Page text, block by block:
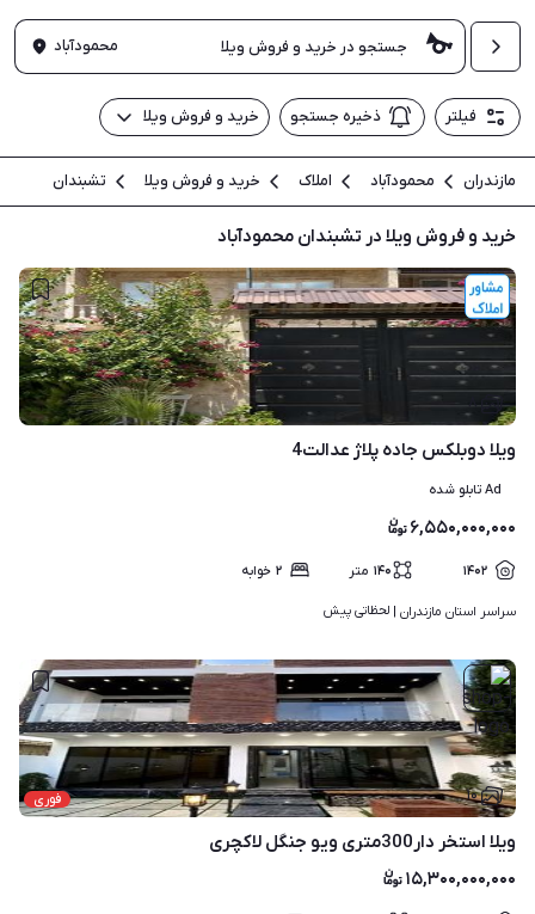
محمودآباد
فیلتر ذخیره جستجو خرید و فروش ویلا
مازندران محمودآباد املاک خرید و فروش ویلا تشبندان
خرید و فروش ویلا در تشبندان محمودآباد
۸
ویلا دوبلکس جاده پلاژ عدالت4
Ad تابلو شده
۶,۵۵۰,۰۰۰,۰۰۰
۱۴۰۲ ۱۴۰ متر ۲ خوابه
سراسر استان مازندران | لحظاتی پیش
فوری ۱۰
ویلا استخر دار300متری ویو جنگل لاکچری
۱۵,۳۰۰,۰۰۰,۰۰۰